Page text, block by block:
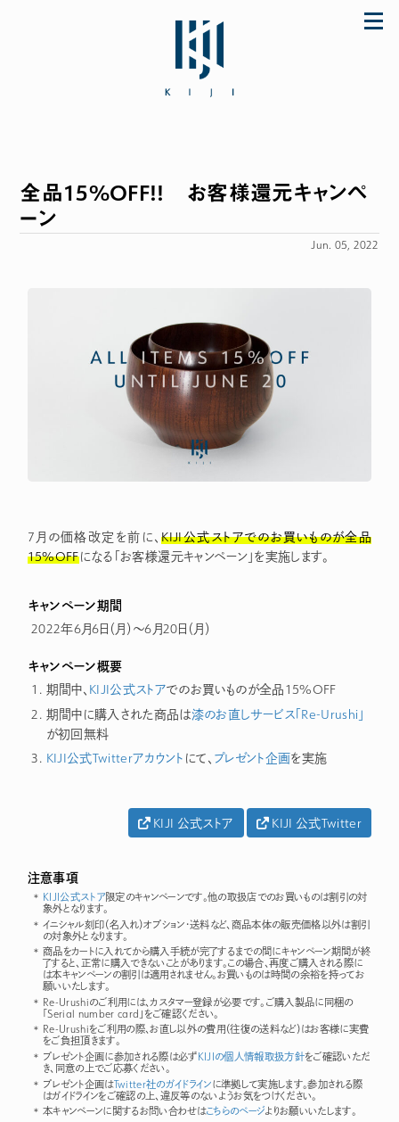
「初めてなのに上手に使えた♪」とママに大好
ストア store.KIJI.online へどうぞ。
全品15%OFF!! お客様還元キャンペ
ーン
Jun. 05, 2022
7月の価格改定を前に、KIJI公式ストアでのお買いものが全品
15%OFFになる「お客様還元キャンペーン」を実施します。
キャンペーン期間
2022年6月6日（月）～6月20日（月）
キャンペーン概要
期間中、 KIJI公式ストアでのお買いものが全品15%OFF
期間中に購入された商品は漆のお直しサービス「Re-Urushi」
が初回無料
KIJI公式Twitterアカウント にて、 プレゼント企画を実施
KIJI 公式ストア KIJI 公式Twitter
注意事項
KIJI公式ストア限定のキャンペーンです。他の取扱店でのお買いものは割引の対
象外となります。
イニシャル刻印（名入れ）オプション・送料など、商品本体の販売価格以外は割引
の対象外となります。
商品をカートに入れてから購入手続が完了するまでの間にキャンペーン期間が終
了すると、正常に購入できないことがあります。この場合、再度ご購入される際に
は本キャンペーンの割引は適用されません。お買いものは時間の余裕を持ってお
願いいたします。
Re-Urushiのご利用には、カスタマー登録が必要です。ご購入製品に同梱の
「Serial number card」をご確認ください。
Re-Urushiをご利用の際、お直し以外の費用（往復の送料など）はお客様に実費
をご負担頂きます。
プレゼント企画に参加される際は必ずKIJIの個人情報取扱方針をご確認いただ
き、同意の上でご応募ください。
プレゼント企画はTwitter社のガイドラインに準拠して実施します。参加される際
はガイドラインをご確認の上、違反等のないようお気をつけください。
本キャンペーンに関するお問い合わせはこちらのページよりお願いいたします。